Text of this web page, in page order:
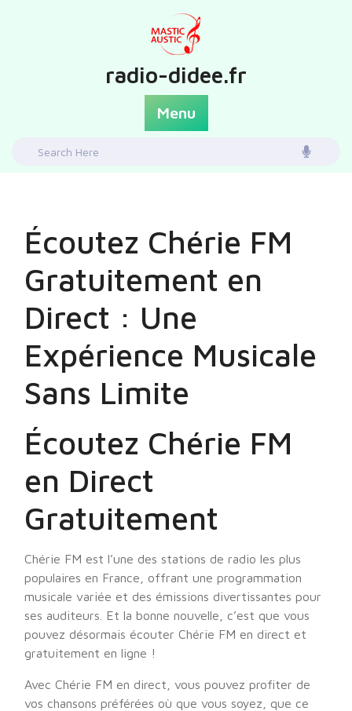
radio-didee.fr
Menu
Search
Écoutez Chérie FM
Gratuitement en
Direct : Une
Expérience Musicale
Sans Limite
Écoutez Chérie FM
en Direct
Gratuitement
Chérie FM est l’une des stations de radio les plus
populaires en France, offrant une programmation
musicale variée et des émissions divertissantes pour
ses auditeurs. Et la bonne nouvelle, c’est que vous
pouvez désormais écouter Chérie FM en direct et
gratuitement en ligne !
Avec Chérie FM en direct, vous pouvez profiter de
vos chansons préférées où que vous soyez, que ce